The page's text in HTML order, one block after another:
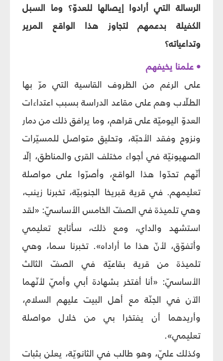
الرسالة التي أرادوا إيصالها للعدوّ؟ وما السبل
الكفيلة بدعمهم لتجاوز هذا الواقع المرير
وتداعياته؟
• علمنا يخيفهم
على الرغم من الظروف القاسية التي مرّ بها
الطلّاب وهم على مقاعد الدراسة بسبب اعتداءات
العدوّ اليوميّة على قراهم، وما يرافق ذلك من دمار
ونزوح وفقد الأحبّة، وتحليق متواصل للمسيّرات
الصهيونيّة في أجواء مختلف القرى والمناطق، إلّا
أنّهم تحدّوا هذا الواقع، وأصرّوا على مواصلة
تعليمهم. في قرية قبريخا الجنوبيّة، تخبرنا زينب،
وهي تلميذة في الصفّ الخامس الأساسيّ: «لقد
استشهد والداي، ومع ذلك، سأتابع تعليمي
وأتفوّق، لأنّ هذا ما أراداه». تخبرنا سما، وهي
تلميذة من قرية بقاعيّة في الصفّ الثالث
الأساسيّ: «أنا أفتخر بشهادة أبي وأميّ لأنّهما
الآن في الجنّة مع أهل البيت عليهم السلام،
وأريدهما أن يفتخرا بي من خلال مواصلة
تعليمي».
وكذلك عليّ، وهو طالب في الثانويّة، يعلن بثبات